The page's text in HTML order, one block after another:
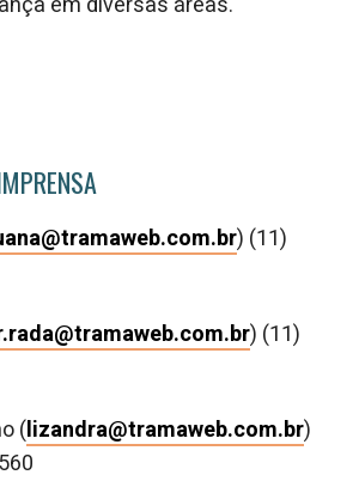
) (11)
) (11)
(lizandra@tramaweb.com.br)